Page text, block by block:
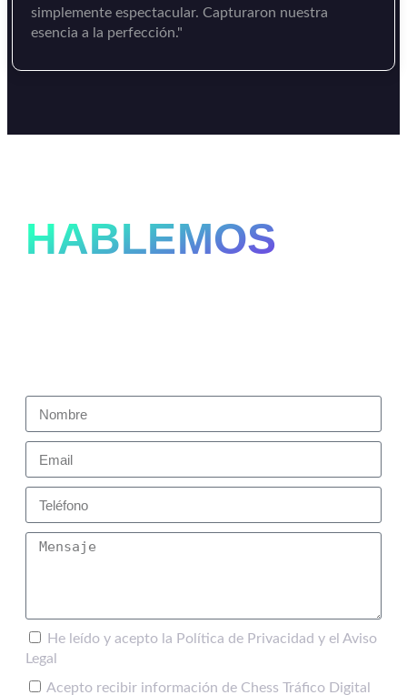
simplemente espectacular. Capturaron nuestra
esencia a la perfección."
HABLEMOS
He leído y acepto la Política de Privacidad y el Aviso
Legal
Acepto recibir información de Chess Tráfico Digital